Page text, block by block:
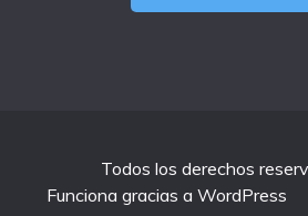
Todos los derechos
Funciona gracias a WordPress